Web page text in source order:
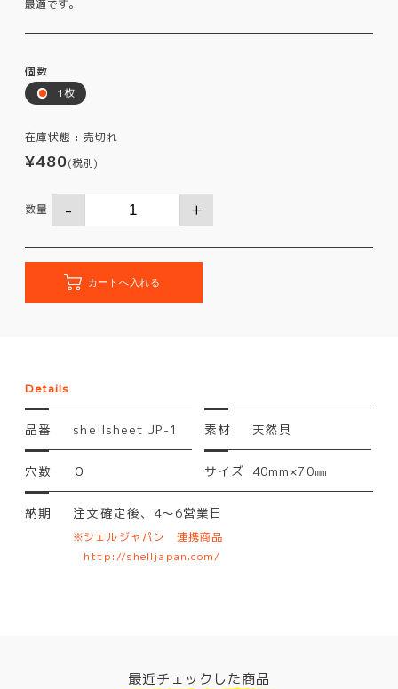
最適です。
個数
1枚
在庫状態 :売切れ
¥480(税別)
数量
Details
品番 shellsheet JP-1 素材 天然貝
穴数 ０ サイズ 40mm×70㎜
納期 注文確定後、4～6営業日
シェルジャパン 連携商品
http://shelljapan.com/
最近チェックした商品